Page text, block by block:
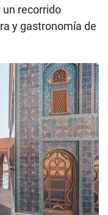
recorrido
y gastronomía de